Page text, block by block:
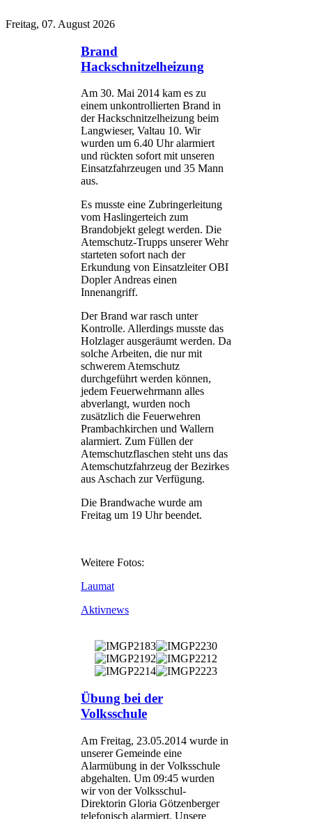
Freitag, 07. August 2026
Brand
Hackschnitzelheizung
Am 30. Mai 2014 kam es zu
einem unkontrollierten Brand in
der Hackschnitzelheizung beim
Langwieser, Valtau 10. Wir
wurden um 6.40 Uhr alarmiert
und rückten sofort mit unseren
Einsatzfahrzeugen und 35 Mann
aus.
Es musste eine Zubringerleitung
vom Haslingerteich zum
Brandobjekt gelegt werden. Die
Atemschutz-Trupps unserer Wehr
starteten sofort nach der
Erkundung von Einsatzleiter OBI
Dopler Andreas einen
Innenangriff.
Der Brand war rasch unter
Kontrolle. Allerdings musste das
Holzlager ausgeräumt werden. Da
solche Arbeiten, die nur mit
schwerem Atemschutz
durchgeführt werden können,
jedem Feuerwehrmann alles
abverlangt, wurden noch
zusätzlich die Feuerwehren
Prambachkirchen und Wallern
alarmiert. Zum Füllen der
Atemschutzflaschen steht uns das
Atemschutzfahrzeug der Bezirkes
aus Aschach zur Verfügung.
Die Brandwache wurde am
Freitag um 19 Uhr beendet.
Weitere Fotos:
Laumat
Aktivnews
Übung bei der
Volksschule
Am Freitag, 23.05.2014 wurde in
unserer Gemeinde eine
Alarmübung in der Volksschule
abgehalten. Um 09:45 wurden
wir von der Volksschul-
Direktorin Gloria Götzenberger
telefonisch alarmiert. Unsere